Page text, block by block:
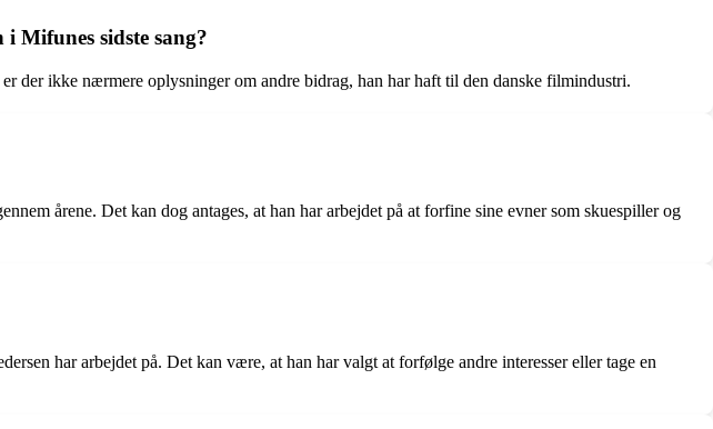
Mifunes sidste sang?
der ikke nærmere oplysninger om andre bidrag, han har haft til den danske filmindustri.
årene. Det kan dog antages, at han har arbejdet på at forfine sine evner som skuespiller og
har arbejdet på. Det kan være, at han har valgt at forfølge andre interesser eller tage en